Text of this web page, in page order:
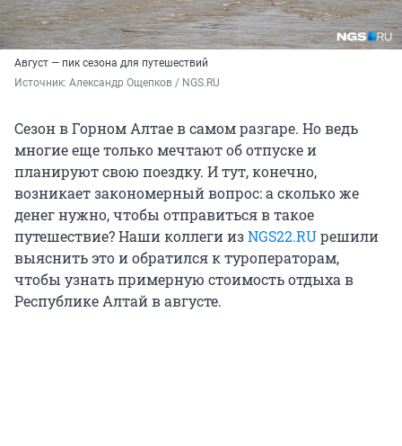
Август — пик сезона для путешествий
Источник: Александр Ощепков / NGS.RU
Сезон в Горном Алтае в самом разгаре. Но ведь
многие еще только мечтают об отпуске и
планируют свою поездку. И тут, конечно,
возникает закономерный вопрос: а сколько же
денег нужно, чтобы отправиться в такое
путешествие? Наши коллеги изNGS22.RUрешили
выяснить это и обратился к туроператорам,
чтобы узнать примерную стоимость отдыха в
Республике Алтай в августе.